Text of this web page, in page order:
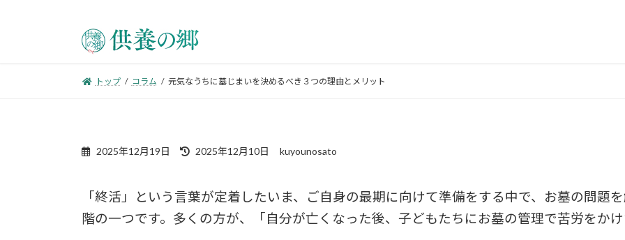
トップ コラム 元気なうちに墓じまいを決めるべき３つの理由とメリット
2025年12月19日 2025年12月10日 kuyounosato
「終活」という言葉が定着したいま、ご自身の最期に向けて準備をする中で、お墓の問題
階の一つです。多くの方が、「自分が亡くなった後、子どもたちにお墓の管理で苦労をか